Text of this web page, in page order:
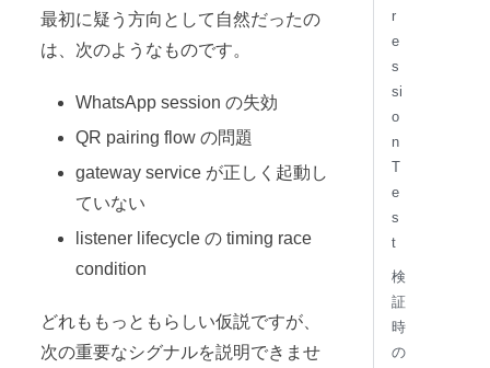
最初に疑う方向として自然だったの
は、次のようなものです。
WhatsApp session の失効
QR pairing flow の問題
gateway service が正しく起動し
ていない
listener lifecycle の timing race
condition
どれももっともらしい仮説ですが、
次の重要なシグナルを説明できませ
r
e
s
si
o
n
T
e
s
t
検
証
時
の